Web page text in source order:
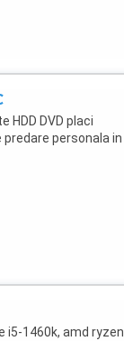
HDD DVD placi
personala in
i5-1460k, amd ryzen